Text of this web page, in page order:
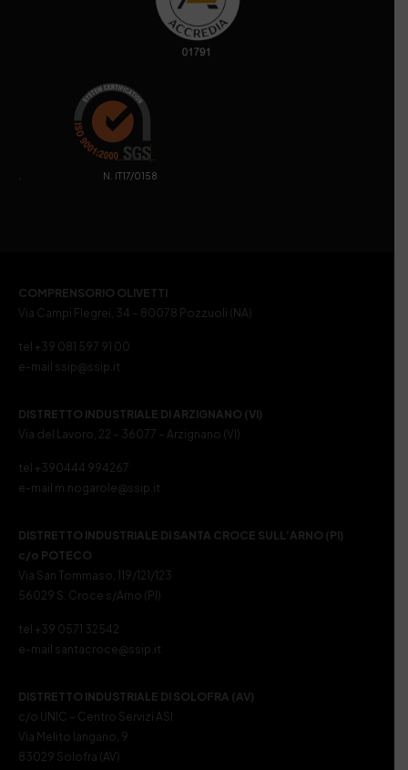
. N. IT17/0158
COMPRENSORIO OLIVETTI
Via Campi Flegrei, 34 – 80078 Pozzuoli (NA)
tel +39 081 597 91 00
e-mail ssip@ssip.it
DISTRETTO INDUSTRIALE DI ARZIGNANO (VI)
Via del Lavoro, 22 – 36077 – Arzignano (VI)
tel +390444 994267
e-mail m.nogarole@ssip.it
DISTRETTO INDUSTRIALE DI SANTA CROCE SULL’ARNO (PI)
c/o POTECO
Via San Tommaso, 119/121/123
56029 S. Croce s/Arno (PI)
tel +39 0571 32542
e-mail santacroce@ssip.it
DISTRETTO INDUSTRIALE DI SOLOFRA (AV)
c/o UNIC – Centro Servizi ASI
Via Melito Iangano, 9
83029 Solofra (AV)